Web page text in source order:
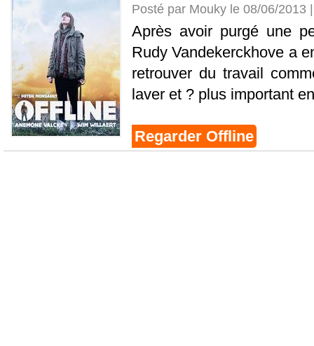
Posté par Mouky le 08/06/2013
Après avoir purgé une
Rudy Vandekerckhove a
retrouver du travail
laver et ? plus important
Regarder Offline